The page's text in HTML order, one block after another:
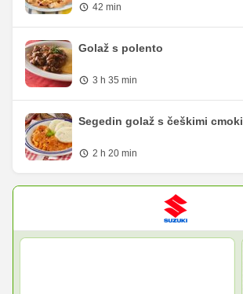
42 min
Golaž s polento
3 h 35 min
Segedin golaž s češkimi cmoki
2 h 20 min